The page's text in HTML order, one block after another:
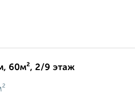
60м², 2/9 этаж